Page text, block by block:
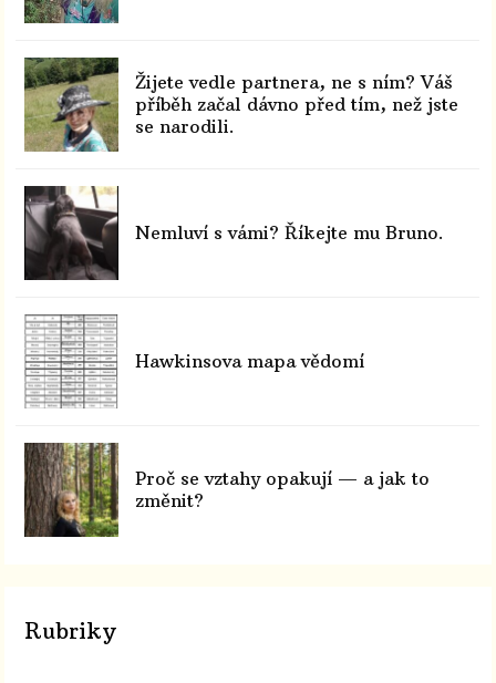
Žijete vedle partnera, ne s ním? Váš
příběh začal dávno před tím, než jste
se narodili.
Nemluví s vámi? Říkejte mu Bruno.
Hawkinsova mapa vědomí
Proč se vztahy opakují — a jak to
změnit?
Rubriky